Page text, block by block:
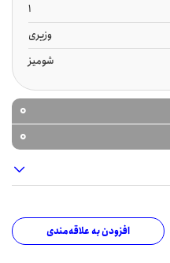
1
وزیری
شومیز
0
0
افزودن به علاقه‌مندی